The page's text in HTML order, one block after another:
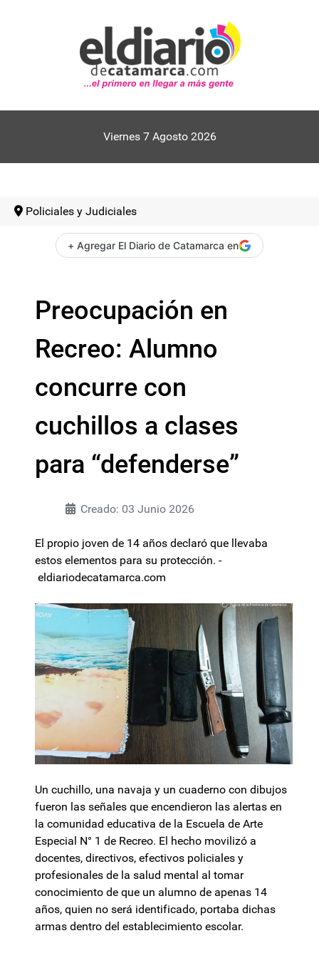
Viernes 7 Agosto 2026
Policiales y Judiciales
+ Agregar El Diario de Catamarca en
Preocupación en
Recreo: Alumno
concurre con
cuchillos a clases
para “defenderse”
Creado: 03 Junio 2026
El propio joven de 14 años declaró que llevaba
estos elementos para su protección. -
eldiariodecatamarca.com
Un cuchillo, una navaja y un cuaderno con dibujos
fueron las señales que encendieron las alertas en
la comunidad educativa de la Escuela de Arte
Especial N° 1 de Recreo. El hecho movilizó a
docentes, directivos, efectivos policiales y
profesionales de la salud mental al tomar
conocimiento de que un alumno de apenas 14
años, quien no será identificado, portaba dichas
armas dentro del establecimiento escolar.